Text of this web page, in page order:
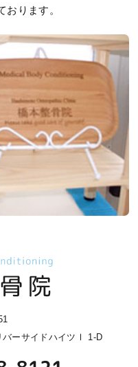
おります。
バーサイドハイツⅠ 1-D